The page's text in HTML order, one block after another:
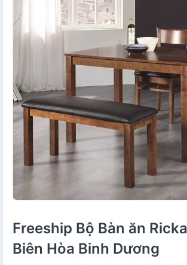
Freeship Bộ Bàn ăn
Biên Hòa Binh Dương